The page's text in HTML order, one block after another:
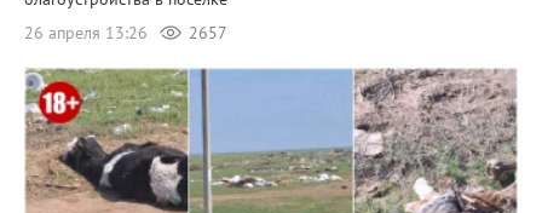
26 апреля 13:26
2657